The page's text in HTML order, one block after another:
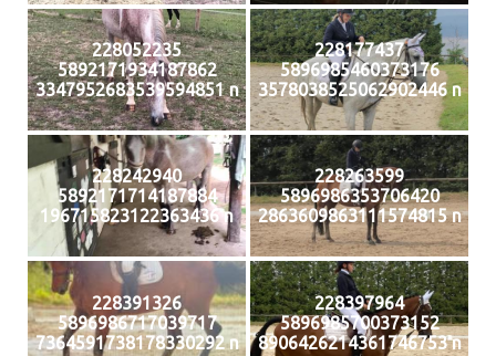
228052235
5892171934187862
3347952683539594851 n
228177437
5896985460373176
3578038525062902446 n
228242940
5892171714187884
196715823122363436 n
228263599
5896986353706420
2863609863111574815 n
228391326
5896986717039717
7364591738178330292 n
228397964
5896985700373152
8906426214361746753 n